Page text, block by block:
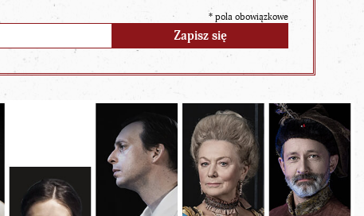
*pola obowiązkowe